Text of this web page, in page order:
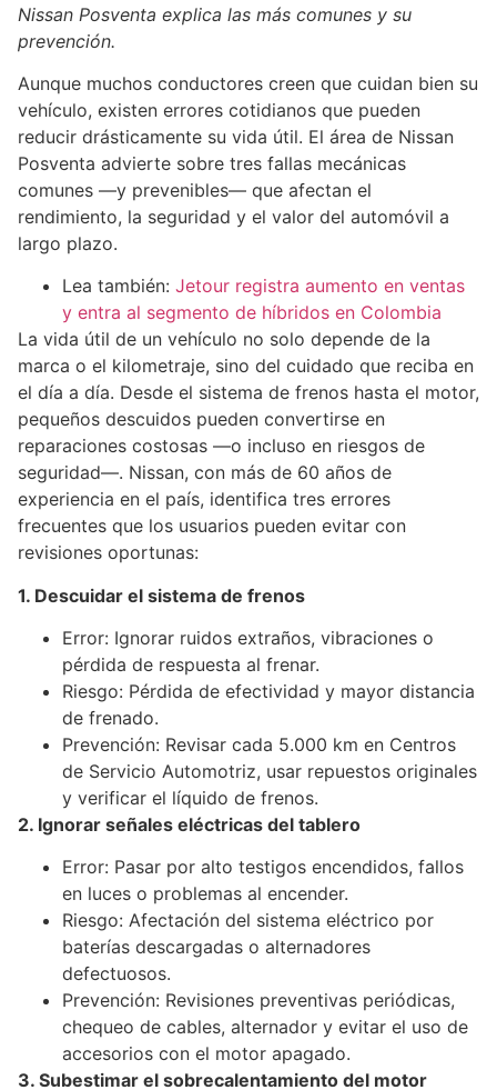
Nissan Posventa explica las más comunes y su
prevención.
Aunque muchos conductores creen que cuidan bien su
vehículo, existen errores cotidianos que pueden
reducir drásticamente su vida útil. El área de Nissan
Posventa advierte sobre tres fallas mecánicas
comunes —y prevenibles— que afectan el
rendimiento, la seguridad y el valor del automóvil a
largo plazo.
Lea también: Jetour registra aumento en ventas
y entra al segmento de híbridos en Colombia
La vida útil de un vehículo no solo depende de la
marca o el kilometraje, sino del cuidado que reciba en
el día a día. Desde el sistema de frenos hasta el motor,
pequeños descuidos pueden convertirse en
reparaciones costosas —o incluso en riesgos de
seguridad—. Nissan, con más de 60 años de
experiencia en el país, identifica tres errores
frecuentes que los usuarios pueden evitar con
revisiones oportunas:
1. Descuidar el sistema de frenos
Error: Ignorar ruidos extraños, vibraciones o
pérdida de respuesta al frenar.
Riesgo: Pérdida de efectividad y mayor distancia
de frenado.
Prevención: Revisar cada 5.000 km en Centros
de Servicio Automotriz, usar repuestos originales
y verificar el líquido de frenos.
2. Ignorar señales eléctricas del tablero
Error: Pasar por alto testigos encendidos, fallos
en luces o problemas al encender.
Riesgo: Afectación del sistema eléctrico por
baterías descargadas o alternadores
defectuosos.
Prevención: Revisiones preventivas periódicas,
chequeo de cables, alternador y evitar el uso de
accesorios con el motor apagado.
3. Subestimar el sobrecalentamiento del motor